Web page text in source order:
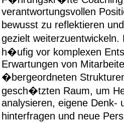
verantwortungsvollen
bewusst zu reflektieren
gezielt
h�ufig vor komplexen
Erwartungen von
�bergeordneten
gesch�tzten Raum, um
analysieren, eigene Denk-
hinterfragen und neue